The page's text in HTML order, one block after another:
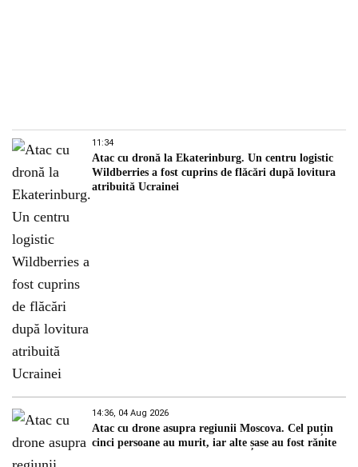
11:34
Atac cu dronă la Ekaterinburg. Un centru logistic
Wildberries a fost cuprins de flăcări după lovitura
atribuită Ucrainei
14:36, 04 Aug 2026
Atac cu drone asupra regiunii Moscova. Cel puțin
cinci persoane au murit, iar alte șase au fost rănite